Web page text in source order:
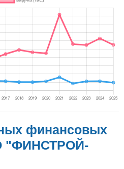
финансовых
"ФИНСТРОЙ-